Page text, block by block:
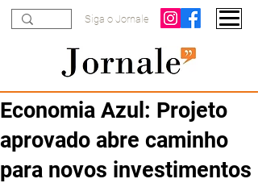
Siga o Jornale
Economia Azul: Projeto
aprovado abre caminho
para novos investimentos